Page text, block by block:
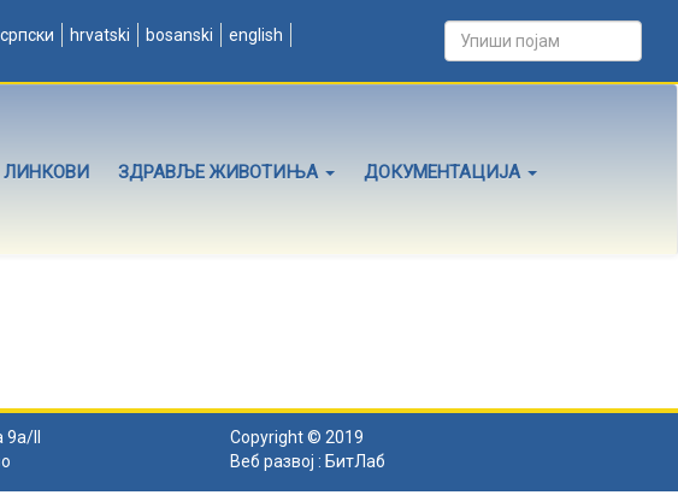
српски hrvatski bosanski english
ЛИНКОВИ ЗДРАВЉЕ ЖИВОТИЊА ДОКУМЕНТАЦИЈА
9а/II
Copyright © 2019
Веб развој : БитЛаб